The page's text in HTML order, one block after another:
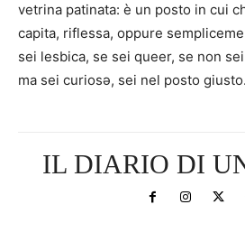
vetrina patinata: è un posto in cui
capita, riflessa, oppure
sei lesbica, se sei queer, se non
ma sei curiosə, sei nel posto giusto.
IL DIARIO DI